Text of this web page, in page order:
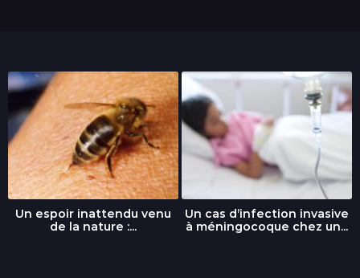
Un espoir inattendu venu
de la nature :...
Un cas d’infection invasive
à méningocoque chez un...